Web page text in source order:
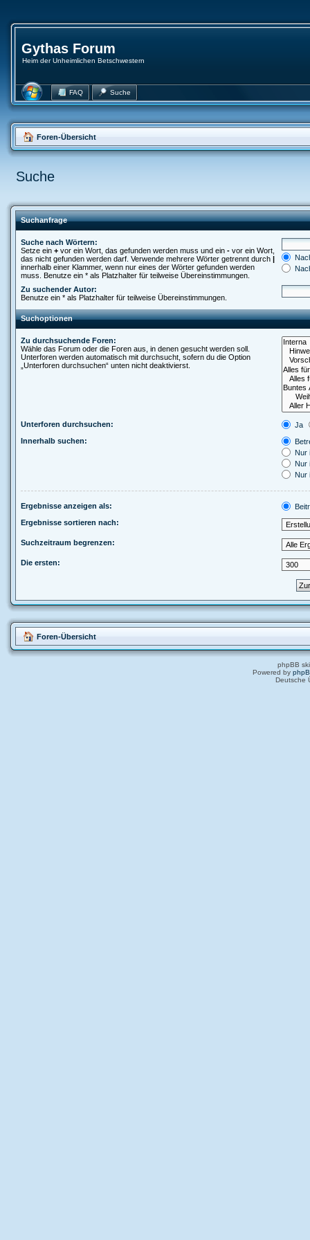
Gythas Forum
Heim der Unheimlichen Betschwestern
FAQ Suche
Foren-Übersicht
Suche
Suchanfrage
Suche nach Wörtern:
Setze ein +vor ein Wort, das gefunden werden muss und ein -vor ein Wort,
das nicht gefunden werden darf. Verwende mehrere Wörter getrennt durch |
innerhalb einer Klammer, wenn nur eines der Wörter gefunden werden
muss. Benutze ein * als Platzhalter für teilweise Übereinstimmungen.
Zu suchender Autor:
Benutze ein * als Platzhalter für teilweise Übereinstimmungen.
Suchoptionen
Zu durchsuchende Foren:
Wähle das Forum oder die Foren aus, in denen gesucht werden soll.
Unterforen werden automatisch mit durchsucht, sofern du die Option
„Unterforen durchsuchen“ unten nicht deaktivierst.
Unterforen durchsuchen:
Ja
Innerhalb suchen:
Nur
Nur
Nur
Ergebnisse anzeigen als:
Ergebnisse sortieren nach:
Suchzeitraum begrenzen:
Die ersten:
Foren-Übersicht
phpBB
Powered by
Deutsche